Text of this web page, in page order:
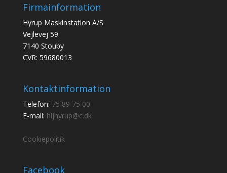
Firmainformation
Hyrup Maskinstation A/S
Vejlevej 59
7140 Stouby
CVR: 59680013
Kontaktinformation
Telefon: 75 89 75 00
E-mail: hljhyrup@c.dk
Cookiepolitik
Facebook